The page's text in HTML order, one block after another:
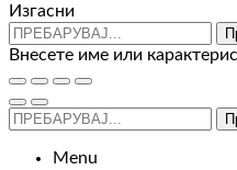
Изгасни
Внесете име или
Menu